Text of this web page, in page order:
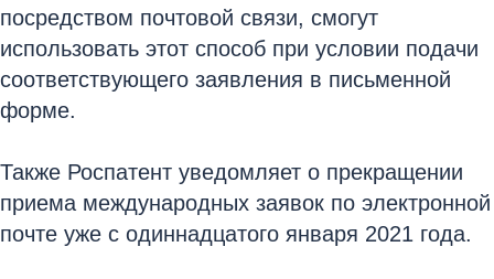
посредством почтовой связи, смогут
использовать этот способ при условии подачи
соответствующего заявления в письменной
форме.
Также Роспатент уведомляет о прекращении
приема международных заявок по электронной
почте уже с одиннадцатого января 2021 года.